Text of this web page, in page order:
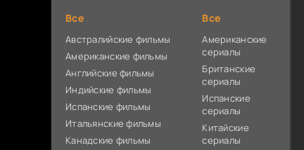
Все
Австралийские фильмы
Американские фильмы
Английские фильмы
Индийские фильмы
Испанские фильмы
Итальянские фильмы
Канадские фильмы
Все
Американские
сериалы
Британские
сериалы
Испанские
сериалы
Китайские
сериалы